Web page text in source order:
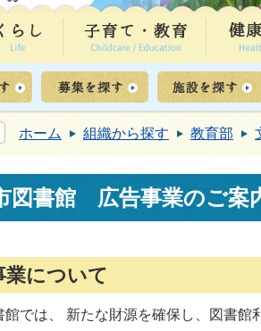
ホーム 組織から探す 教育部
図書館 広告事業のご案
業について
館では、 新たな財源を確保し、図書